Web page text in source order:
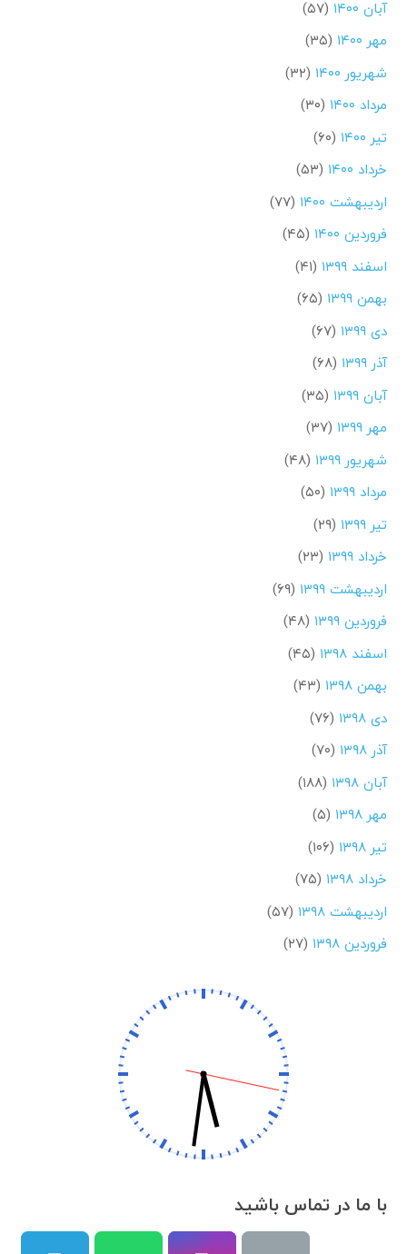
آبان ۱۴۰۰
(۵۷)
مهر ۱۴۰۰
(۳۵)
شهریور ۱۴۰۰
(۳۲)
مرداد ۱۴۰۰
(۳۰)
تیر ۱۴۰۰
(۶۰)
خرداد ۱۴۰۰
(۵۳)
اردیبهشت ۱۴۰۰
(۷۷)
فروردین ۱۴۰۰
(۴۵)
اسفند ۱۳۹۹
(۴۱)
بهمن ۱۳۹۹
(۶۵)
دی ۱۳۹۹
(۶۷)
آذر ۱۳۹۹
(۶۸)
آبان ۱۳۹۹
(۳۵)
مهر ۱۳۹۹
(۳۷)
شهریور ۱۳۹۹
(۴۸)
مرداد ۱۳۹۹
(۵۰)
تیر ۱۳۹۹
(۲۹)
خرداد ۱۳۹۹
(۲۳)
اردیبهشت ۱۳۹۹
(۶۹)
فروردین ۱۳۹۹
(۴۸)
اسفند ۱۳۹۸
(۴۵)
بهمن ۱۳۹۸
(۴۳)
دی ۱۳۹۸
(۷۶)
آذر ۱۳۹۸
(۷۰)
آبان ۱۳۹۸
(۱۸۸)
مهر ۱۳۹۸
(۵)
تیر ۱۳۹۸
(۱۰۶)
خرداد ۱۳۹۸
(۷۵)
اردیبهشت ۱۳۹۸
(۵۷)
فروردین ۱۳۹۸
(۲۷)
با ما در تماس باشید